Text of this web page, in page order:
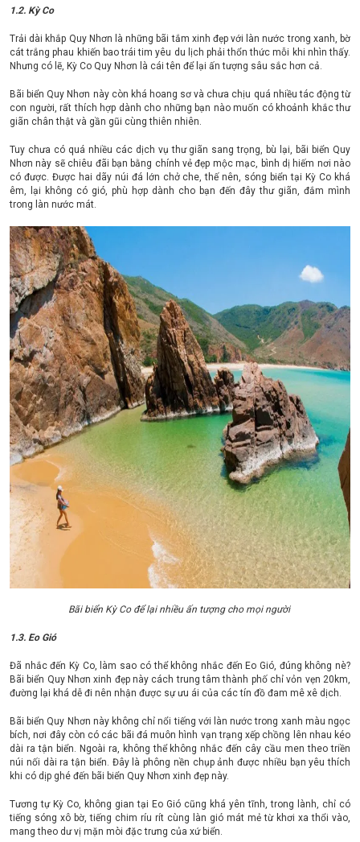
1.2. Kỳ Co
Trải dài khắp Quy Nhơn là những bãi tắm xinh đẹp với làn nước trong xanh, bờ
cát trắng phau khiến bao trái tim yêu du lịch phải thổn thức mỗi khi nhìn thấy.
Nhưng có lẽ, Kỳ Co Quy Nhơn là cái tên để lại ấn tượng sâu sắc hơn cả.
Bãi biển Quy Nhơn này còn khá hoang sơ và chưa chịu quá nhiều tác động từ
con người, rất thích hợp dành cho những bạn nào muốn có khoảnh khắc thư
giãn chân thật và gần gũi cùng thiên nhiên.
Tuy chưa có quá nhiều các dịch vụ thư giãn sang trọng, bù lại, bãi biển Quy
Nhơn này sẽ chiêu đãi bạn bằng chính vẻ đẹp mộc mạc, bình dị hiếm nơi nào
có được. Được hai dãy núi đá lớn chở che, thế nên, sóng biển tại Kỳ Co khá
êm, lại không có gió, phù hợp dành cho bạn đến đây thư giãn, đắm mình
trong làn nước mát.
Bãi biển Kỳ Co để lại nhiều ấn tượng cho mọi người
1.3. Eo Gió
Đã nhắc đến Kỳ Co, làm sao có thể không nhắc đến Eo Gió, đúng không nè?
Bãi biển Quy Nhơn xinh đẹp này cách trung tâm thành phố chỉ vỏn vẹn 20km,
đường lại khá dễ đi nên nhận được sự ưu ái của các tín đồ đam mê xê dịch.
Bãi biển Quy Nhơn này không chỉ nổi tiếng với làn nước trong xanh màu ngọc
bích, nơi đây còn có các bãi đá muôn hình vạn trạng xếp chồng lên nhau kéo
dài ra tận biển. Ngoài ra, không thể không nhắc đến cây cầu men theo triền
núi nối dài ra tận biển. Đây là phông nền chụp ảnh được nhiều bạn yêu thích
khi có dịp ghé đến bãi biển Quy Nhơn xinh đẹp này.
Tương tự Kỳ Co, không gian tại Eo Gió cũng khá yên tĩnh, trong lành, chỉ có
tiếng sóng xô bờ, tiếng chim ríu rít cùng làn gió mát mẻ từ khơi xa thổi vào,
mang theo dư vị mặn mòi đặc trưng của xứ biển.